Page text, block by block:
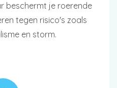
beschermt je roerende
tegen risico's zoals
en storm.